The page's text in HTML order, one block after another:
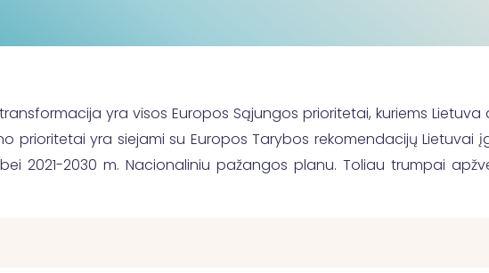
yra visos Europos Sąjungos prioritetai, kuriems
prioritetai yra siejami su Europos Tarybos rekomendacijų
2021-2030 m. Nacionaliniu pažangos planu. Toliau trumpai